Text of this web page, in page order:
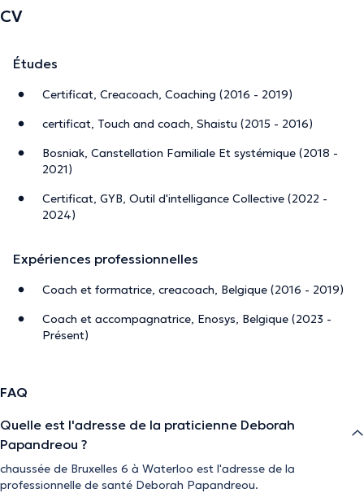
CV
Études
Certificat, Creacoach, Coaching (2016 - 2019)
certificat, Touch and coach, Shaistu (2015 - 2016)
Bosniak, Canstellation Familiale Et systémique (2018 -
2021)
Certificat, GYB, Outil d'intelligance Collective (2022 -
2024)
Expériences professionnelles
Coach et formatrice, creacoach, Belgique (2016 - 2019)
Coach et accompagnatrice, Enosys, Belgique (2023 -
Présent)
FAQ
Quelle est l'adresse de la praticienne Deborah
Papandreou ?
chaussée de Bruxelles 6 à Waterloo est l'adresse de la
professionnelle de santé Deborah Papandreou.